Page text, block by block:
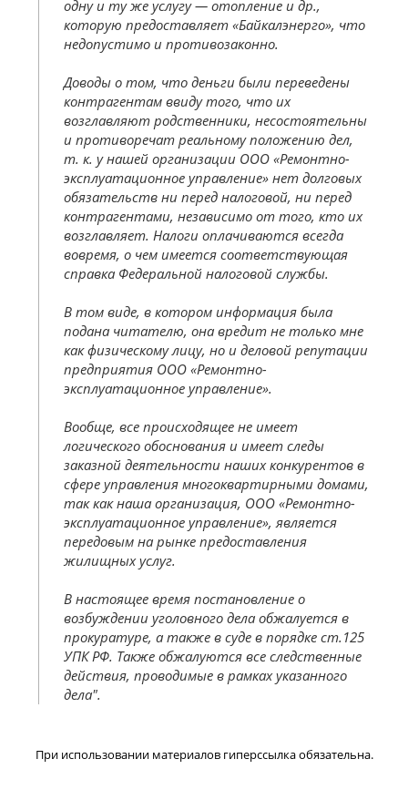
одну и ту же услугу — отопление и др.,
которую предоставляет «Байкалэнерго», что
недопустимо и противозаконно.
Доводы о том, что деньги были переведены
контрагентам ввиду того, что их
возглавляют родственники, несостоятельны
и противоречат реальному положению дел,
т. к. у нашей организации ООО «Ремонтно-
эксплуатационное управление» нет долговых
обязательств ни перед налоговой, ни перед
контрагентами, независимо от того, кто их
возглавляет. Налоги оплачиваются всегда
вовремя, о чем имеется соответствующая
справка Федеральной налоговой службы.
В том виде, в котором информация была
подана читателю, она вредит не только мне
как физическому лицу, но и деловой репутации
предприятия ООО «Ремонтно-
эксплуатационное управление».
Вообще, все происходящее не имеет
логического обоснования и имеет следы
заказной деятельности наших конкурентов в
сфере управления многоквартирными домами,
так как наша организация, ООО «Ремонтно-
эксплуатационное управление», является
передовым на рынке предоставления
жилищных услуг.
В настоящее время постановление о
возбуждении уголовного дела обжалуется в
прокуратуре, а также в суде в порядке ст.125
УПК РФ. Также обжалуются все следственные
действия, проводимые в рамках указанного
дела".
При использовании материалов гиперссылка обязательна.